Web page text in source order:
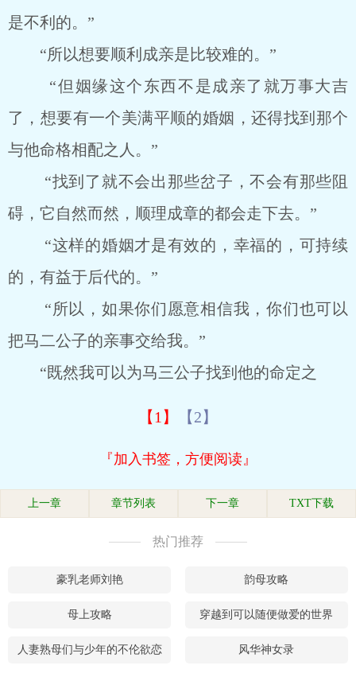
是不利的。”
“所以想要顺利成亲是比较难的。”
“但姻缘这个东西不是成亲了就万事大吉
了，想要有一个美满平顺的婚姻，还得找到那个
与他命格相配之人。”
“找到了就不会出那些岔子，不会有那些阻
碍，它自然而然，顺理成章的都会走下去。”
“这样的婚姻才是有效的，幸福的，可持续
的，有益于后代的。”
“所以，如果你们愿意相信我，你们也可以
把马二公子的亲事交给我。”
“既然我可以为马三公子找到他的命定之
【1】 【2】
『加入书签，方便阅读』
上一章 章节列表 下一章 TXT下载
热门推荐
豪乳老师刘艳 韵母攻略
母上攻略 穿越到可以随便做爱的世界
人妻熟母们与少年的不伦欲恋 风华神女录